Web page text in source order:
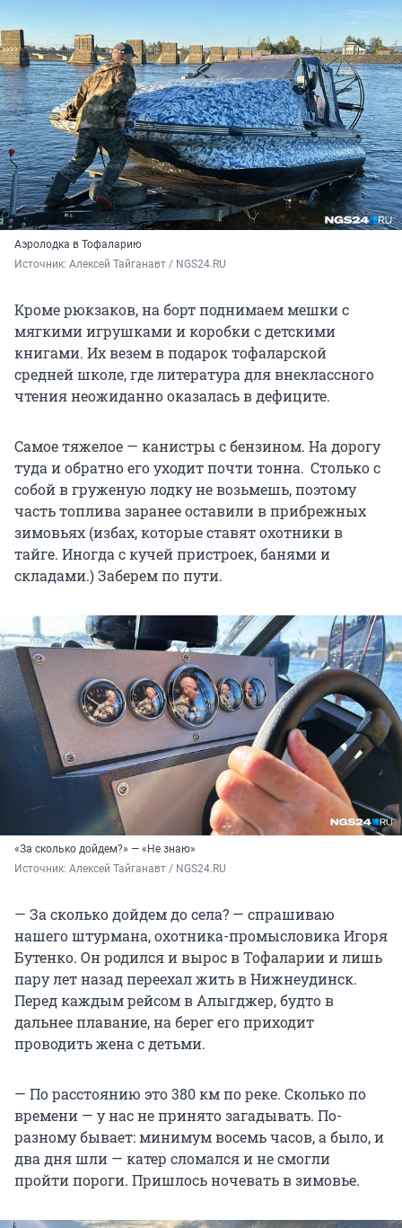
Аэролодка в Тофаларию
Источник: Алексей Тайганавт / NGS24.RU
Кроме рюкзаков, на борт поднимаем мешки с
мягкими игрушками и коробки с детскими
книгами. Их везем в подарок тофаларской
средней школе, где литература для внеклассного
чтения неожиданно оказалась в дефиците.
Самое тяжелое — канистры с бензином. На дорогу
туда и обратно его уходит почти тонна. Столько с
собой в груженую лодку не возьмешь, поэтому
часть топлива заранее оставили в прибрежных
зимовьях (избах, которые ставят охотники в
тайге. Иногда с кучей пристроек, банями и
складами.) Заберем по пути.
«За сколько дойдем?» — «Не знаю»
Источник: Алексей Тайганавт / NGS24.RU
— За сколько дойдем до села? — спрашиваю
нашего штурмана, охотника-промысловика Игоря
Бутенко. Он родился и вырос в Тофаларии и лишь
пару лет назад переехал жить в Нижнеудинск.
Перед каждым рейсом в Алыгджер, будто в
дальнее плавание, на берег его приходит
проводить жена с детьми.
— По расстоянию это 380 км по реке. Сколько по
времени — у нас не принято загадывать. По-
разному бывает: минимум восемь часов, а было, и
два дня шли — катер сломался и не смогли
пройти пороги. Пришлось ночевать в зимовье.